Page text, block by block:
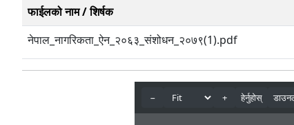
फाईलको नाम / शिर्षक
नेपाल_नागरिकता_ऐन_२०६३_संशोधन_२०७९(1).pdf